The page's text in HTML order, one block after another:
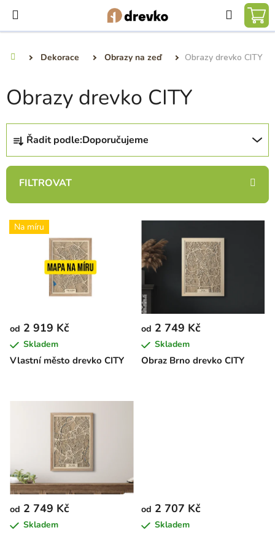
obsah
Hledat
Dekorace Obrazy na zeď Obrazy drevko CITY
Obrazy drevko CITY
Ř
z
n
p
t
ů
Řadit podle:Doporučujeme
V
ý
o
d
u
Na míru
Vlastní město drevko CITY
od 2 919 Kč
Skladem
Obraz Brno drevko CITY
od 2 749 Kč
Skladem
od 2 749 Kč
Skladem
od 2 707 Kč
Skladem